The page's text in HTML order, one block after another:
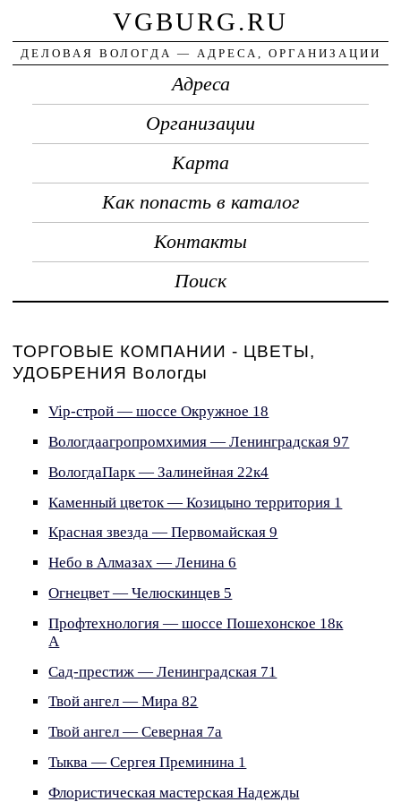
VGBURG.RU
ДЕЛОВАЯ ВОЛОГДА — АДРЕСА, ОРГАНИЗАЦИИ
Адреса
Организации
Карта
Как попасть в каталог
Контакты
Поиск
ТОРГОВЫЕ КОМПАНИИ - ЦВЕТЫ,
УДОБРЕНИЯ Вологды
Vip-строй — шоссе Окружное 18
Вологдаагропромхимия — Ленинградская 97
ВологдаПарк — Залинейная 22к4
Каменный цветок — Козицыно территория 1
Красная звезда — Первомайская 9
Небо в Алмазах — Ленина 6
Огнецвет — Челюскинцев 5
Профтехнология — шоссе Пошехонское 18к
А
Сад-престиж — Ленинградская 71
Твой ангел — Мира 82
Твой ангел — Северная 7а
Тыква — Сергея Преминина 1
Флористическая мастерская Надежды